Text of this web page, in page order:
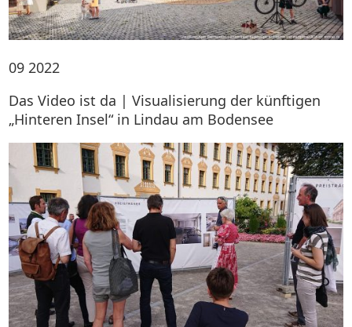
09 2022
Das Video ist da | Visualisierung der künftigen
„Hinteren Insel“ in Lindau am Bodensee